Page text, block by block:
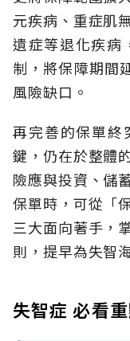
元疾病、重症肌
遺症等退化疾病
制，將保障期間
風險缺口。
再完善的保單終
鍵，仍在於整體
險應與投資、儲
保單時，可從「
三大面向著手，
則，提早為失智
失智症 必看